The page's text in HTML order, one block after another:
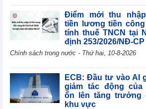
dòng vốn tạo ra giá trị
gia tăng cao hơn, mang
theo công nghệ, tri thức,
kỹ năng và tạo được mối
liên kết sâu hơn với nền
kinh tế trong nước.
Kinh
Phát triển
Dương
Lợi nhuận
thuế 6 tháng
giảm 82,9%,
thêm 126,9
đồng
VIFTA mở
dư địa cho
Điểm mới thu
tiền lương tiền
tính thuế TNCN tại
định 253/2026/NĐ-CP
Chính sách trong nước - Thứ hai, 10-8-2026
ECB: Đầu tư vào AI
giảm tác động của
ổn lên tăng trưởng
khu vực